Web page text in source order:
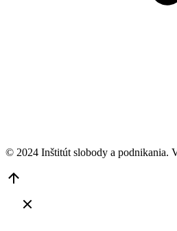
© 2024 Inštitút slobody a podnikania.
Top